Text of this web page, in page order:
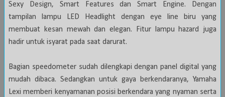
Sexy Design, Smart Features dan Smart Engine. Dengan
tampilan lampu LED Headlight dengan eye line biru yang
membuat kesan mewah dan elegan. Fitur lampu hazard juga
hadir untuk isyarat pada saat darurat.
Bagian speedometer sudah dilengkapi dengan panel digital yang
mudah dibaca. Sedangkan untuk gaya berkendaranya, Yamaha
Lexi memberi kenyamanan posisi berkendara yang nyaman serta